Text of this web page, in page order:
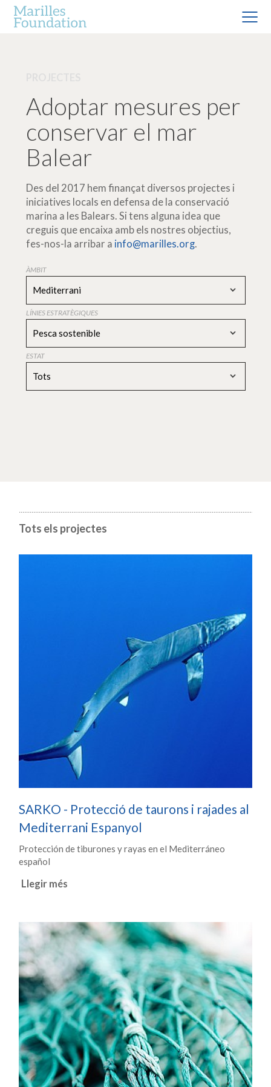
Adoptar mesures per
conservar el mar
Balear
Des del 2017 hem finançat diversos projectes i
iniciatives locals en defensa de la conservació
marina a les Balears. Si tens alguna idea que
creguis que encaixa amb els nostres objectius,
fes-nos-la arribar a info@marilles.org.
ÀMBIT
Mediterrani
LÍNIES ESTRATÈGIQUES
Pesca sostenible
ESTAT
Tots
Tots els projectes
SARKO - Protecció de taurons i rajades al
Mediterrani Espanyol
Protección de tiburones y rayas en el Mediterráneo
español
Llegir més